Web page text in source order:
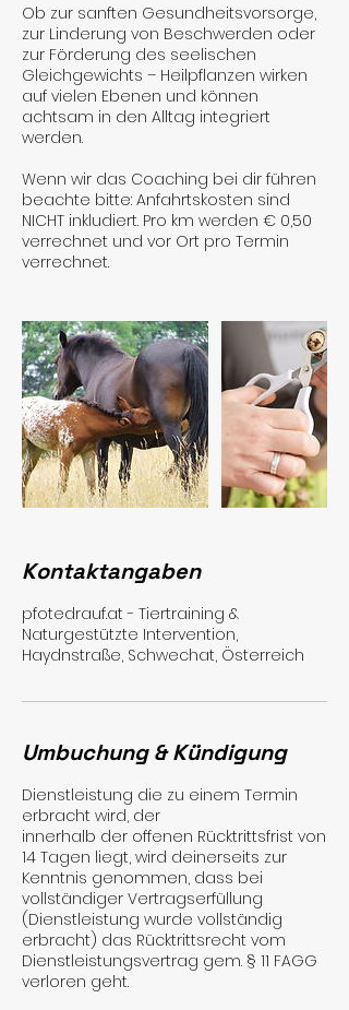
Ob zur sanften Gesundheitsvorsorge,
zur Linderung von Beschwerden oder
zur Förderung des seelischen
Gleichgewichts – Heilpflanzen wirken
auf vielen Ebenen und können
achtsam in den Alltag integriert
werden.
Wenn wir das Coaching bei dir führen
beachte bitte: Anfahrtskosten sind
NICHT inkludiert. Pro km werden € 0,50
verrechnet und vor Ort pro Termin
verrechnet.
Kontaktangaben
pfotedrauf.at - Tiertraining &
Naturgestützte Intervention,
Haydnstraße, Schwechat, Österreich
Umbuchung & Kündigung
Dienstleistung die zu einem Termin
erbracht wird, der
innerhalb der offenen Rücktrittsfrist von
14 Tagen liegt, wird deinerseits zur
Kenntnis genommen, dass bei
vollständiger Vertragserfüllung
(Dienstleistung wurde vollständig
erbracht) das Rücktrittsrecht vom
Dienstleistungsvertrag gem. § 11 FAGG
verloren geht.